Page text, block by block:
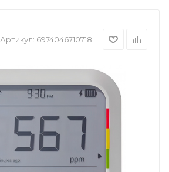
Артикул: 6974046710718